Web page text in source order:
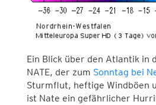
Ein Blick über den Atlantik in
NATE, der zum Sonntag bei
Sturmflut, heftige Windböen
ist Nate ein gefährlicher